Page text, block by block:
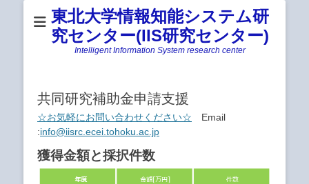
東北大学情報知能システム研
究センター(IIS研究センター)
Intelligent Information System research center
共同研究補助金申請支援
☆お気軽にお問い合わせください☆ Email
:info@iisrc.ecei.tohoku.ac.jp
獲得金額と採択件数